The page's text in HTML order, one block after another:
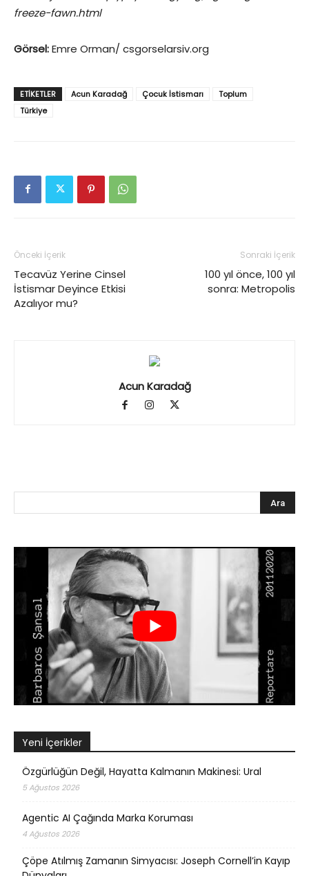
freeze-fawn.html
Görsel:Emre Orman/ csgorselarsiv.org
ETIKETLER Acun Karadağ Çocuk İstismarı
Toplum
Türkiye
Önceki İçerik
Tecavüz Yerine Cinsel
İstismar Deyince Etkisi
Azalıyor mu?
Sonraki İçerik
100 yıl önce, 100 yıl
sonra: Metropolis
Acun Karadağ
Yeni İçerikler
Özgürlüğün Değil, Hayatta Kalmanın Makinesi: Ural
5 Ağustos 2026
Agentic AI Çağında Marka Koruması
4 Ağustos 2026
Çöpe Atılmış Zamanın Simyacısı: Joseph Cornell’in Kayıp